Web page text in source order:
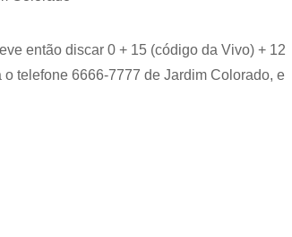
então discar 0 + 15 (código da Vivo) + 12
telefone 6666-7777 de Jardim Colorado, e